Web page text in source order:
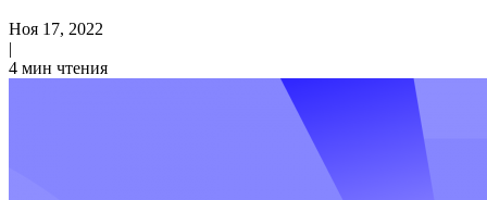
Ноя 17, 2022
|
4 мин чтения